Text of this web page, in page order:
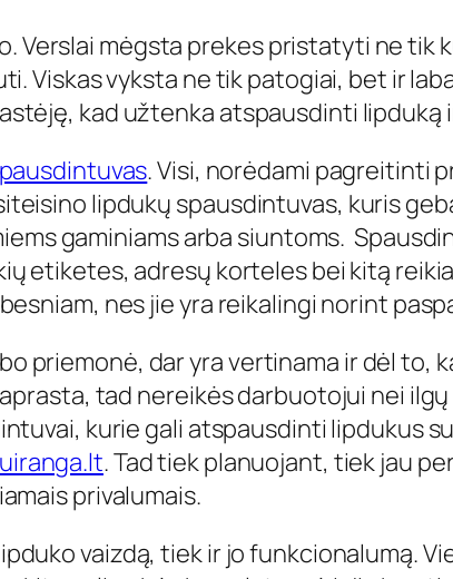
Verslai mėgsta prekes pristatyti ne tik
Viskas vyksta ne tik patogiai, bet ir
kad užtenka atspausdinti
. Visi, norėdami pagreitinti
lipdukų spausdintuvas, kuris
gaminiams arba siuntoms.
etiketes, adresų korteles bei kitą
nes jie yra reikalingi norint
priemonė, dar yra vertinama ir dėl to,
tad nereikės darbuotojui nei
kurie gali atspausdinti lipdukus
. Tad tiek planuojant, tiek jau
privalumais.
vaizdą, tiek ir jo funkcionalumą.